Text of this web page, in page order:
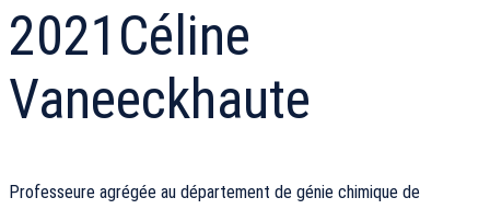
2021 Céline
Vaneeckhaute
Professeure agrégée au département de génie chimique de